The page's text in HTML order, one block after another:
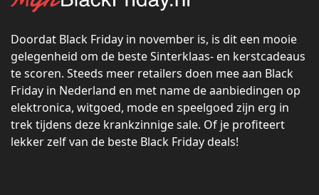
Doordat Black Friday in november is, is dit een mooie
gelegenheid om de beste Sinterklaas- en kerstcadeaus
te scoren. Steeds meer retailers doen mee aan Black
Friday in Nederland en met name de aanbiedingen op
elektronica, witgoed, mode en speelgoed zijn erg in
trek tijdens deze krankzinnige sale. Of je profiteert
lekker zelf van de beste Black Friday deals!